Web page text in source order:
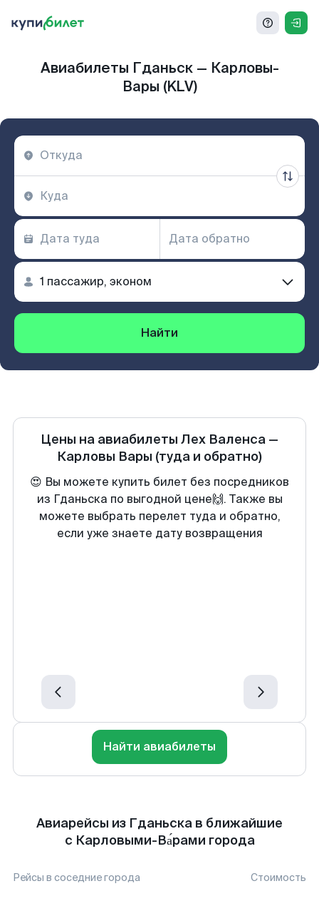
Авиабилеты Гданьск — Карловы-
Вары (KLV)
Найти
Цены на авиабилеты Лех Валенса —
Карловы Вары (туда и обратно)
😍 Вы можете купить билет без посредников
из Гданьска по выгодной цене🙌. Также вы
можете выбрать перелет туда и обратно,
если уже знаете дату возвращения
Найти авиабилеты
Авиарейсы из Гданьска в ближайшие
с Карловыми-Ва́рами города
Рейсы в соседние города Стоимость